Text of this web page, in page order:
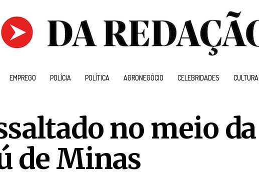
EMPREGO POLÍCIA POLÍTICA AGRONEGÓCIO CELEBRIDADES CULTURA
no meio da
de Minas